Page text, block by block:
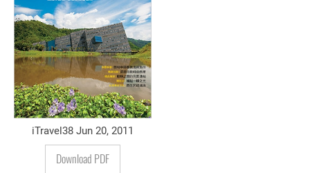
iTravel38 Jun 20, 2011
Download PDF